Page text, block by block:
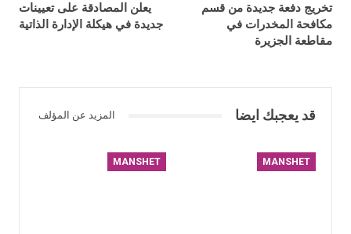
تخريج دفعة جديدة من قسم
مكافحة المخدرات في
مقاطعة الجزيرة
يعلن المصادقة على تعيينات
جديدة في هيكلة الإدارة الذاتية
قد يعجبك ايضا المزيد عن المؤلف
MANSHET
MANSHET